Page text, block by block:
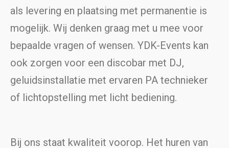
als levering en plaatsing met permanentie is
mogelijk. Wij denken graag met u mee voor
bepaalde vragen of wensen. YDK-Events kan
ook zorgen voor een discobar met DJ,
geluidsinstallatie met ervaren PA technieker
of lichtopstelling met licht bediening.
Bij ons staat kwaliteit voorop. Het huren van